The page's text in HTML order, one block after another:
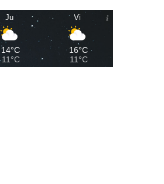
Ju
14°C
11°C
Vi
16°C
11°C